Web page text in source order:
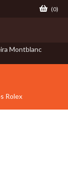
(0)
Montblanc
Rolex